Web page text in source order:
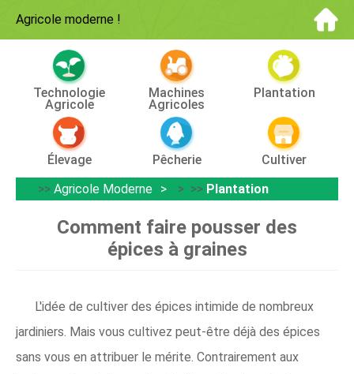
Agricole moderne !
Technologie
Agricole
Machines
Agricoles
Plantation
Élevage Pêcherie
Cultiver
>> Agricole Moderne > >> Plantation
Comment faire pousser des
épices à graines
L'idée de cultiver des épices intimide de nombreux
jardiniers. Mais vous cultivez peut-être déjà des épices
sans vous en attribuer le mérite. Contrairement aux